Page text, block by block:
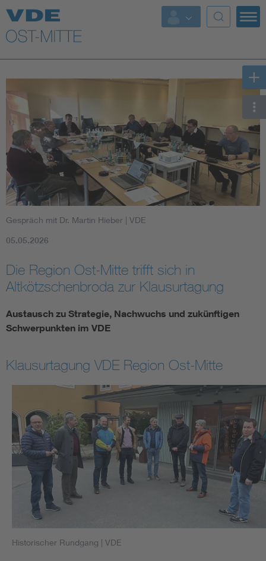
Top Themen
Weitere Themen
Gespräch mit Dr. Martin Hieber | VDE
05.05.2026
Die Region Ost-Mitte trifft sich in
Altkötzschenbroda zur Klausurtagung
Austausch zu Strategie, Nachwuchs und zukünftigen
Schwerpunkten im VDE
Klausurtagung VDE Region Ost-Mitte
Historischer Rundgang | VDE